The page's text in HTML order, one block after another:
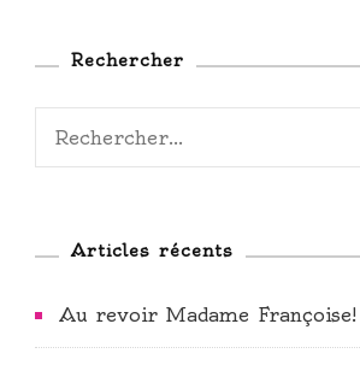
Rechercher
Rechercher :
Articles récents
Au revoir Madame Françoise!